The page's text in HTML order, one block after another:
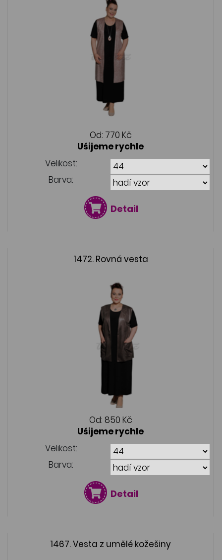
Od: 770 Kč
Ušijeme rychle
Velikost:
Barva:
Detail
1472. Rovná vesta
Od: 850 Kč
Ušijeme rychle
Velikost:
Barva:
Detail
1467. Vesta z umělé kožešiny